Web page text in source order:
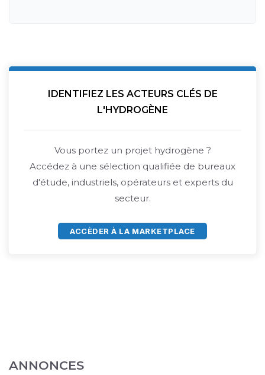
IDENTIFIEZ LES ACTEURS CLÉS DE
L'HYDROGÈNE
Vous portez un projet hydrogène ?
Accédez à une sélection qualifiée de bureaux
d'étude, industriels, opérateurs et experts du
secteur.
ACCÈDER À LA MARKETPLACE
ANNONCES